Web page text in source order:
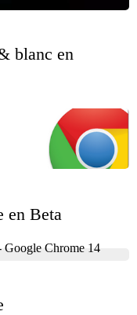
blanc en
en Beta